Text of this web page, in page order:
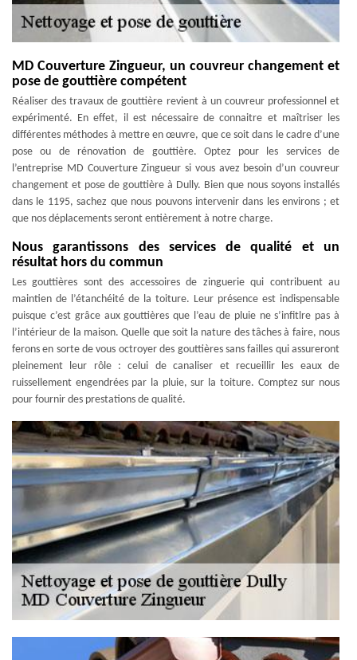
MD Couverture Zingueur, un couvreur changement et
pose de gouttière compétent
Réaliser des travaux de gouttière revient à un couvreur professionnel et
expérimenté. En effet, il est nécessaire de connaitre et maîtriser les
différentes méthodes à mettre en œuvre, que ce soit dans le cadre d’une
pose ou de rénovation de gouttière. Optez pour les services de
l’entreprise MD Couverture Zingueur si vous avez besoin d’un couvreur
changement et pose de gouttière à Dully. Bien que nous soyons installés
dans le 1195, sachez que nous pouvons intervenir dans les environs ; et
que nos déplacements seront entièrement à notre charge.
Nous garantissons des services de qualité et un
résultat hors du commun
Les gouttières sont des accessoires de zinguerie qui contribuent au
maintien de l’étanchéité de la toiture. Leur présence est indispensable
puisque c’est grâce aux gouttières que l’eau de pluie ne s’infitlre pas à
l’intérieur de la maison. Quelle que soit la nature des tâches à faire, nous
ferons en sorte de vous octroyer des gouttières sans failles qui assureront
pleinement leur rôle : celui de canaliser et recueillir les eaux de
ruissellement engendrées par la pluie, sur la toiture. Comptez sur nous
pour fournir des prestations de qualité.